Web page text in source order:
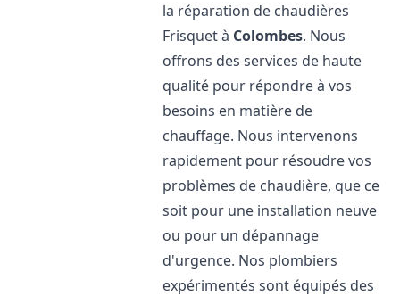
la réparation de chaudières
Frisquet à Colombes. Nous
offrons des services de haute
qualité pour répondre à vos
besoins en matière de
chauffage. Nous intervenons
rapidement pour résoudre vos
problèmes de chaudière, que ce
soit pour une installation neuve
ou pour un dépannage
d'urgence. Nos plombiers
expérimentés sont équipés des